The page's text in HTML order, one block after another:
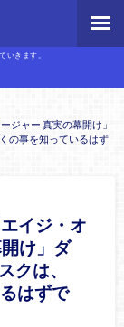
いきます。
ジャー 真実の幕開け」
の事を知っているはず
イジ・オ
け」ダ
クは、
はずで